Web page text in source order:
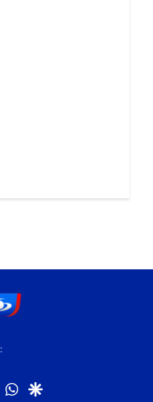
twitterwhatsapp
google